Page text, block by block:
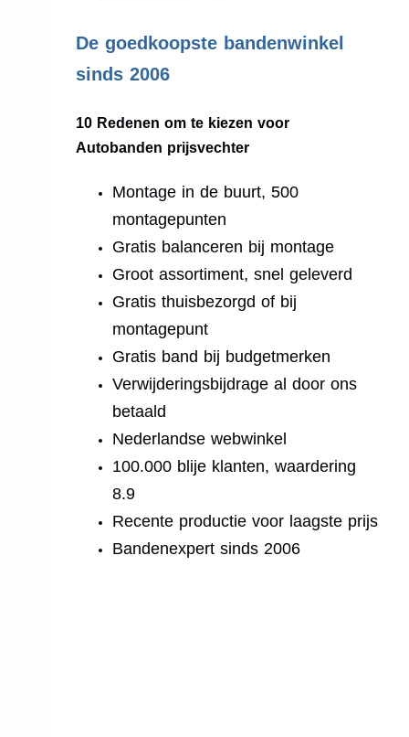
De goedkoopste bandenwinkel
sinds 2006
10 Redenen om te kiezen voor
Autobanden prijsvechter
Montage in de buurt, 500
montagepunten
Gratis balanceren bij montage
Groot assortiment, snel geleverd
Gratis thuisbezorgd of bij
montagepunt
Gratis band bij budgetmerken
Verwijderingsbijdrage al door ons
betaald
Nederlandse webwinkel
100.000 blije klanten, waardering
8.9
Recente productie voor laagste prijs
Bandenexpert sinds 2006